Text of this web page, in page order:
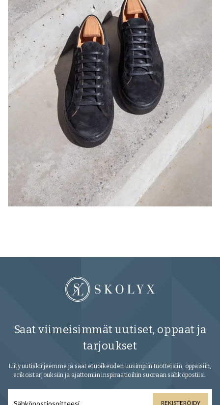
Saat viimeisimmät uutiset, oppaat ja
tarjoukset
Liity uutiskirjeemme ja saat etuoikeuden uusimpiin tuotteisiin, oppaisiin,
erikoistarjouksiin ja ajattomiin inspiraatioihin suoraan sähköpostiisi.
REKISTERÖIDY